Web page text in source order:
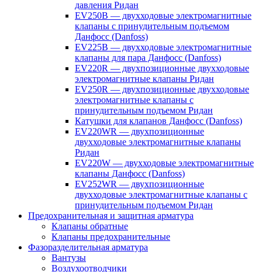
давления Ридан
EV250B — двухходовые электромагнитные
клапаны с принудительным подъемом
Данфосс (Danfoss)
EV225B — двухходовые электромагнитные
клапаны для пара Данфосс (Danfoss)
EV220R — двухпозиционные двухходовые
электромагнитные клапаны Ридан
EV250R — двухпозиционные двухходовые
электромагнитные клапаны с
принудительным подъемом Ридан
Катушки для клапанов Данфосс (Danfoss)
EV220WR — двухпозиционные
двухходовые электромагнитные клапаны
Ридан
EV220W — двухходовые электромагнитные
клапаны Данфосс (Danfoss)
EV252WR — двухпозиционные
двухходовые электромагнитные клапаны с
принудительным подъемом Ридан
Предохранительная и защитная арматура
Клапаны обратные
Клапаны предохранительные
Фазоразделительная арматура
Вантузы
Воздухоотводчики